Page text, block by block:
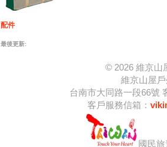
配件
最後更新:
© 2026 維京山
維京山屋
台南市大同路一段66號
客戶服務信箱：
國民